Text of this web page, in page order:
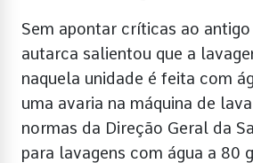
Sem apontar críticas ao
autarca salientou que a
naquela unidade é feita com
uma avaria na máquina de
normas da Direção Geral da
para lavagens com água a 80